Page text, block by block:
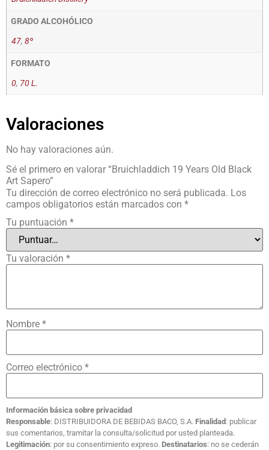
GRADO ALCOHÓLICO
47, 8º
FORMATO
0, 70 L.
Valoraciones
No hay valoraciones aún.
Sé el primero en valorar “Bruichladdich 19 Years Old Black
Art Sapero”
Tu dirección de correo electrónico no será publicada. Los
campos obligatorios están marcados con *
Tu puntuación *
Tu valoración *
Nombre *
Correo electrónico *
Información básica sobre privacidad
Responsable: DISTRIBUIDORA DE BEBIDAS BACO, S.A. Finalidad : publicar
sus comentarios, tramitar la consulta/solicitud por usted planteada.
Legitimación: por su consentimiento expreso. Destinatarios: no se cederán